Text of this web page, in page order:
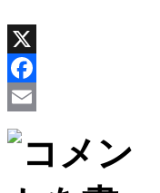
X
Facebook
Email